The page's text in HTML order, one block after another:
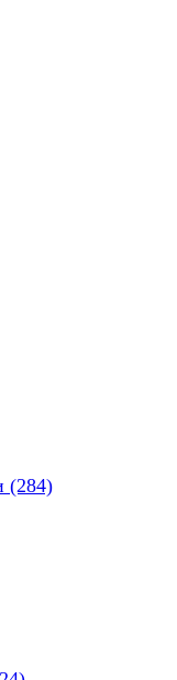
(284)